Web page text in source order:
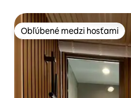
vzdialenosti / 30 m²...
Obľúbené medzi hosťami
Obľúbené medzi hosťami